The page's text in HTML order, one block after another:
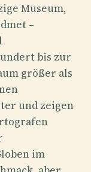
Museum,
–
bis zur
größer als
und zeigen
im